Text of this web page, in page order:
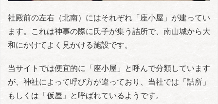
社殿前の左右（北南）にはそれぞれ「座小屋」が建ってい
ます。これは神事の際に氏子が集う詰所で、南山城から大
和にかけてよく見かける施設です。
当サイトでは便宜的に「座小屋」と呼んで分類しています
が、神社によって呼び方が違っており、当社では「詰所」
もしくは「仮屋」と呼ばれているようです。